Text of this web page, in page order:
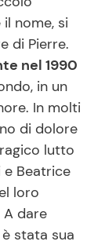
in TV
e Veloci
nome, si
di Pierre.
nel 1990
in un
In molti
di dolore
lutto
e Beatrice
loro
A dare
stata sua